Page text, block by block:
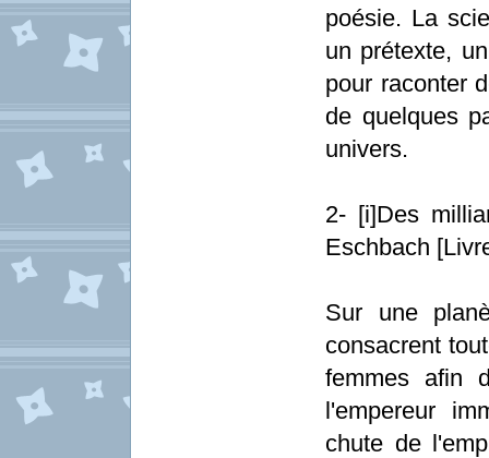
poésie. La
un prétexte,
pour raconter
de quelques
univers.
2- [i]Des
Eschbach
Sur une
consacrent
femmes afin
l'empereur
chute de